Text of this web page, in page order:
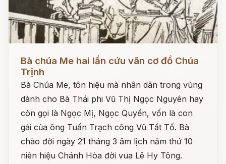
Bà chúa Me hai lần cứu vãn cơ đồ Chúa
Trịnh
Bà Chúa Me, tôn hiệu mà nhân dân trong vùng
dành cho Bà Thái phi Vũ Thị Ngọc Nguyên hay
còn gọi là Ngọc Mị, Ngọc Quyến, vốn là con
gái của ông Tuấn Trạch công Vũ Tất Tố. Bà
chào đời ngày 21 tháng 3 âm lịch năm thứ 10
niên hiệu Chánh Hòa đời vua Lê Hy Tông.